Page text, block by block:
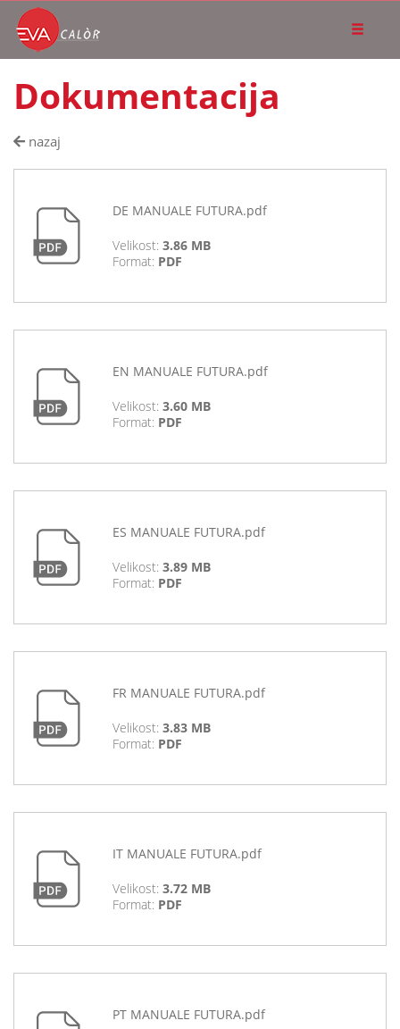
Dokumentacija
nazaj
DE MANUALE FUTURA.pdf
Velikost: 3.86 MB
Format: PDF
EN MANUALE FUTURA.pdf
Velikost: 3.60 MB
Format: PDF
ES MANUALE FUTURA.pdf
Velikost: 3.89 MB
Format: PDF
FR MANUALE FUTURA.pdf
Velikost: 3.83 MB
Format: PDF
IT MANUALE FUTURA.pdf
Velikost: 3.72 MB
Format: PDF
PT MANUALE FUTURA.pdf